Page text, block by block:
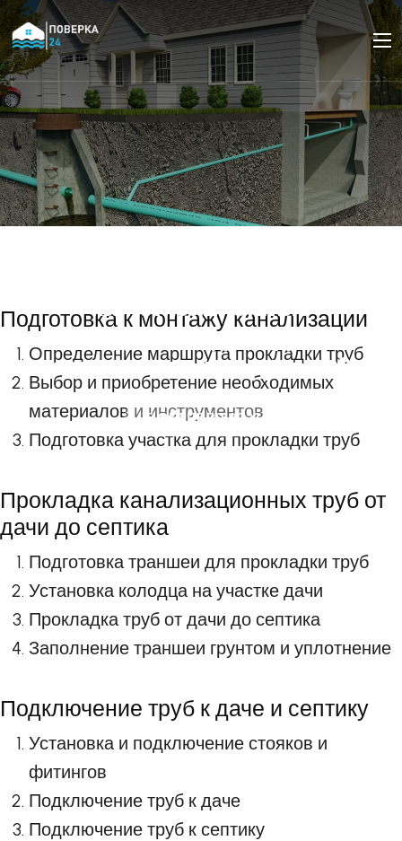
канализационные
трубы от дачи до
септика своими руками?
15 ОКТЯБРЯ 2023
Подготовка к монтажу канализации
Определение маршрута прокладки труб
Выбор и приобретение необходимых
материалов и инструментов
Подготовка участка для прокладки труб
Прокладка канализационных труб от
дачи до септика
Подготовка траншеи для прокладки труб
Установка колодца на участке дачи
Прокладка труб от дачи до септика
Заполнение траншеи грунтом и уплотнение
Подключение труб к даче и септику
Установка и подключение стояков и
фитингов
Подключение труб к даче
Подключение труб к септику